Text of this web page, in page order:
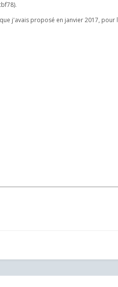
j'avais proposé en janvier 2017, pour